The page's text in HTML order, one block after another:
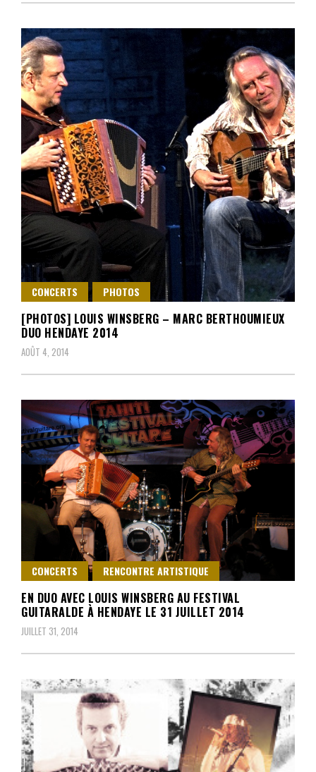
CONCERTS PHOTOS
[PHOTOS] LOUIS WINSBERG – MARC BERTHOUMIEUX
DUO HENDAYE 2014
AOÛT 4, 2014
CONCERTS RENCONTRE ARTISTIQUE
EN DUO AVEC LOUIS WINSBERG AU FESTIVAL
GUITARALDE À HENDAYE LE 31 JUILLET 2014
JUILLET 31, 2014